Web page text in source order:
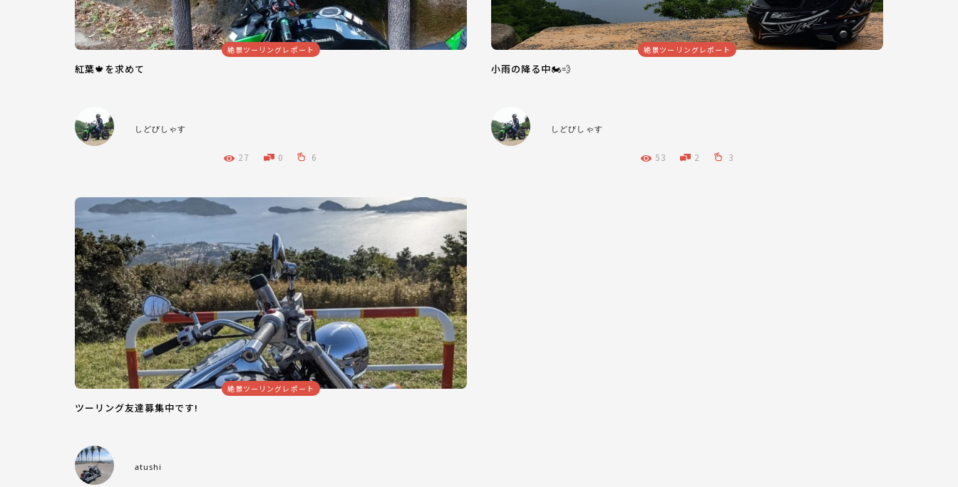
絶景ツーリングレポート
紅葉🍁を求めて
しどびしゃす
27 0 6
絶景ツーリングレポート
小雨の降る中🏍️💨
しどびしゃす
53 2 3
絶景ツーリングレポート
ツーリング友達募集中です!
atushi